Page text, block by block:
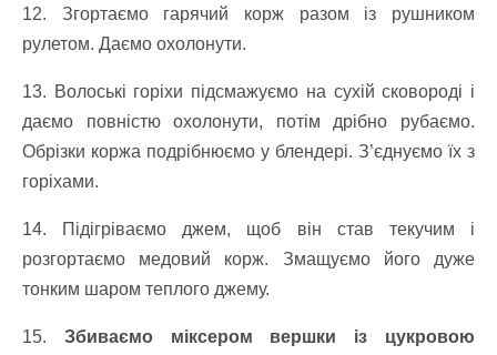
12. Згортаємо гарячий корж разом із рушником
рулетом. Даємо охолонути.
13. Волоські горіхи підсмажуємо на сухій сковороді і
даємо повністю охолонути, потім дрібно рубаємо.
Обрізки коржа подрібнюємо у блендері. З’єднуємо їх з
горіхами.
14. Підігріваємо джем, щоб він став текучим і
розгортаємо медовий корж. Змащуємо його дуже
тонким шаром теплого джему.
15. Збиваємо міксером вершки із цукровою